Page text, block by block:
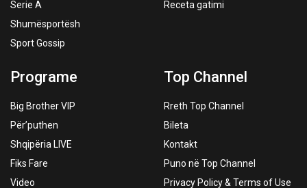
Serie A
Shumësportësh
Sport Gossip
Receta gatimi
Programe
Big Brother VIP
Për’puthen
Shqipëria LIVE
Fiks Fare
Video
Top Channel
Rreth Top Channel
Bileta
Kontakt
Puno në Top Channel
Privacy Policy & Terms of Use